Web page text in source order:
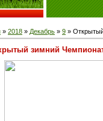
» 2018 » Декабрь » 9 »
зимний